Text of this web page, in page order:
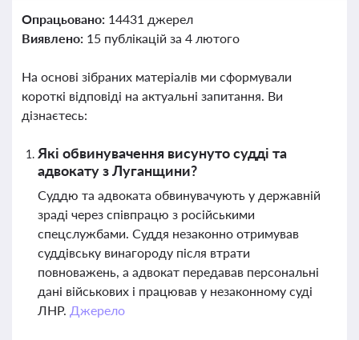
Опрацьовано: 14431 джерел
Виявлено: 15 публікацій за 4 лютого
На основі зібраних матеріалів ми сформували
короткі відповіді на актуальні запитання. Ви
дізнаєтесь:
Які обвинувачення висунуто судді та
адвокату з Луганщини?
Суддю та адвоката обвинувачують у державній
зраді через співпрацю з російськими
спецслужбами. Суддя незаконно отримував
суддівську винагороду після втрати
повноважень, а адвокат передавав персональні
дані військових і працював у незаконному суді
ЛНР. Джерело